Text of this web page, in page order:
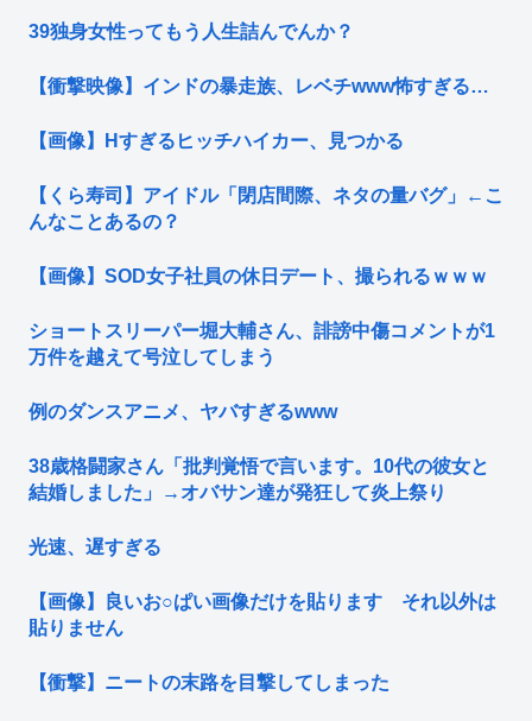
39独身女性ってもう人生詰んでんか？
【衝撃映像】インドの暴走族、レベチwww怖すぎる…
【画像】Hすぎるヒッチハイカー、見つかる
【くら寿司】アイドル「閉店間際、ネタの量バグ」←こ
んなことあるの？
【画像】SOD女子社員の休日デート、撮られるｗｗｗ
ショートスリーパー堀大輔さん、誹謗中傷コメントが1
万件を越えて号泣してしまう
例のダンスアニメ、ヤバすぎるwww
38歳格闘家さん「批判覚悟で言います。10代の彼女と
結婚しました」→オバサン達が発狂して炎上祭り
光速、遅すぎる
【画像】良いお○ぱい画像だけを貼ります それ以外は
貼りません
【衝撃】ニートの末路を目撃してしまった